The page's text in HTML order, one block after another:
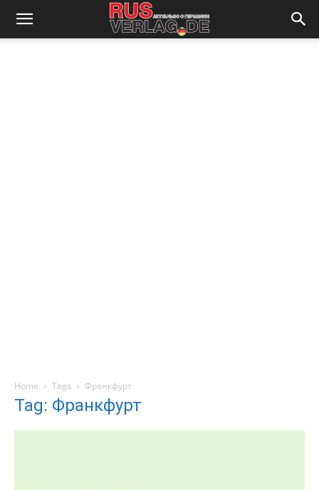
Home Tags Франкфурт
Tag: Франкфурт